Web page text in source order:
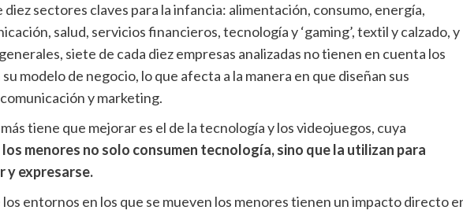
diez sectores claves para la infancia: alimentación, consumo, energía,
salud, servicios financieros, tecnología y ‘gaming’, textil y calzado, y
siete de cada diez empresas analizadas no tienen en cuenta los
modelo de negocio, lo que afecta a la manera en que diseñan sus
y marketing.
los menores no solo consumen tecnología, sino que la utilizan para
y expresarse.